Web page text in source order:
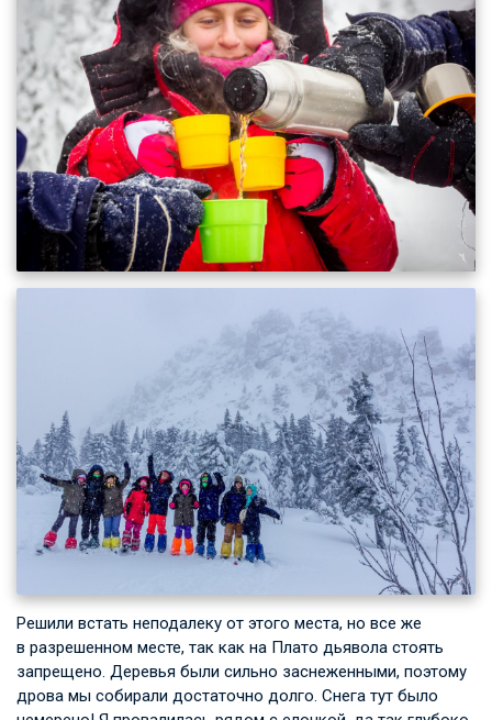
Решили встать неподалеку от этого места, но все же
в разрешенном месте, так как на Плато дьявола стоять
запрещено. Деревья были сильно заснеженными, поэтому
дрова мы собирали достаточно долго. Снега тут было